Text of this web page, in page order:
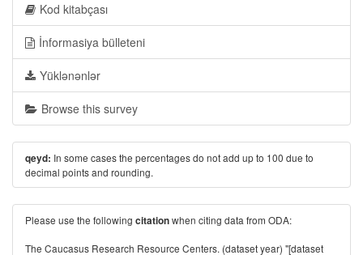
Kod kitabçası
İnformasiya bülleteni
Yüklənənlər
Browse this survey
qeyd: In some cases the percentages do not add up to 100 due to
decimal points and rounding.
Please use the following citationwhen citing data from ODA:
The Caucasus Research Resource Centers. (dataset year) "[dataset